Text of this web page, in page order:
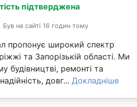
підтверджена
Був на сайті 16 годин тому
пропонує широкий спектр
та Запорізькій області. Ми
будівництві, ремонті та
довг... Докладніше